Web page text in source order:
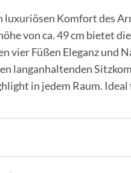
luxuriösen Komfort des
von ca. 49 cm bietet
vier Füßen Eleganz und
langanhaltenden
in jedem Raum.